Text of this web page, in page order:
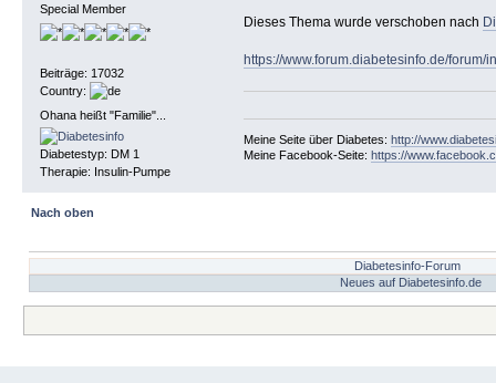
Special Member
Beiträge: 17032
Country:
Ohana heißt "Familie"...
Diabetestyp: DM 1
Therapie: Insulin-Pumpe
Dieses Thema wurde verschoben nach
https://www.forum.diabetesinfo.de/forum/
Meine Seite über Diabetes: http://
Meine Facebook-Seite: https://
Nach oben
Diabetesinfo-Forum
Neues auf Diabetesinfo.de